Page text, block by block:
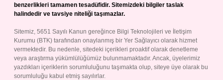
benzerlikleri tamamen tesadüfidir. Sitemizdeki bilgiler taslak
halindedir ve tavsiye niteliği taşımazlar.
Sitemiz, 5651 Sayılı Kanun gereğince Bilgi Teknolojileri ve İletişim
Kurumu (BTK) tarafından onaylanmış bir Yer Sağlayıcı olarak hizmet
vermektedir. Bu nedenle, sitedeki içerikleri proaktif olarak denetleme
veya araştırma yükümlülüğümüz bulunmamaktadır. Ancak, üyelerimiz
yazdıkları içeriklerin sorumluluğunu taşımakta olup, siteye üye olarak bu
sorumluluğu kabul etmiş sayılırlar.